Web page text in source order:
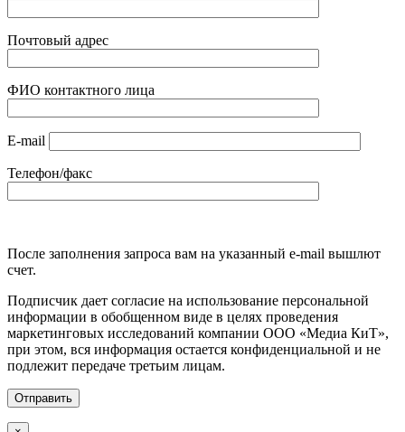
Почтовый адрес
ФИО контактного лица
E-mail
Телефон/факс
После заполнения запроса вам на указанный e-mail вышлют
счет.
Подписчик дает согласие на использование персональной
информации в обобщенном виде в целях проведения
маркетинговых исследований компании ООО «Медиа КиТ»,
при этом, вся информация остается конфиденциальной и не
подлежит передаче третьим лицам.